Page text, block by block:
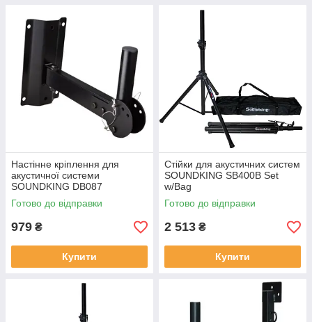
Настінне кріплення для
акустичної системи
SOUNDKING DB087
Готово до відправки
979 ₴
Купити
Стійки для акустичних систем
SOUNDKING SB400B Set
w/Bag
Готово до відправки
2 513 ₴
Купити